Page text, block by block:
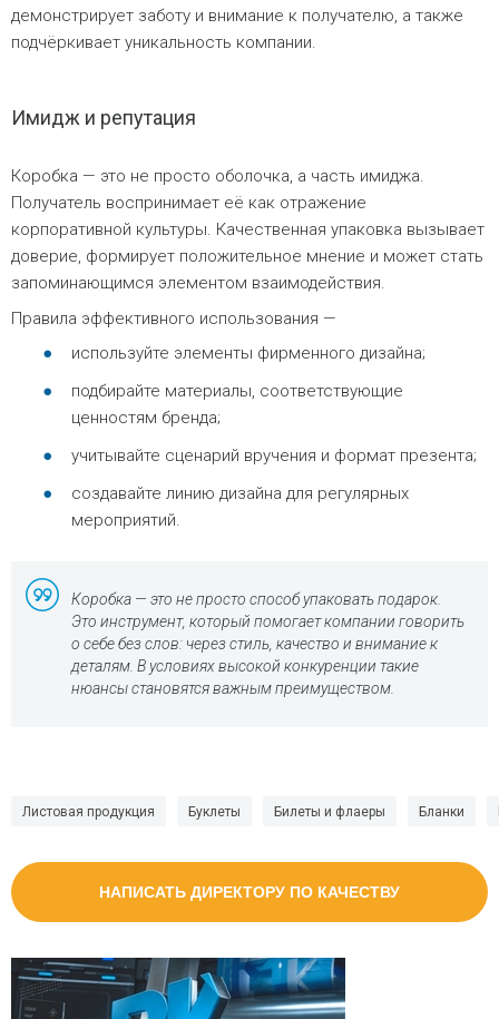
Листовая продукция Буклеты Билеты и флаеры Бланки
НАПИСАТЬ ДИРЕКТОРУ ПО КАЧЕСТВУ
демонстрирует заботу и внимание к получателю, а также
подчёркивает уникальность компании.
Имидж и репутация
Коробка — это не просто оболочка, а часть имиджа.
Получатель воспринимает её как отражение
корпоративной культуры. Качественная упаковка вызывает
доверие, формирует положительное мнение и может стать
запоминающимся элементом взаимодействия.
Правила эффективного использования —
используйте элементы фирменного дизайна;
подбирайте материалы, соответствующие
ценностям бренда;
учитывайте сценарий вручения и формат презента;
создавайте линию дизайна для регулярных
мероприятий.
Коробка — это не просто способ упаковать подарок.
Это инструмент, который помогает компании говорить
о себе без слов: через стиль, качество и внимание к
деталям. В условиях высокой конкуренции такие
нюансы становятся важным преимуществом.